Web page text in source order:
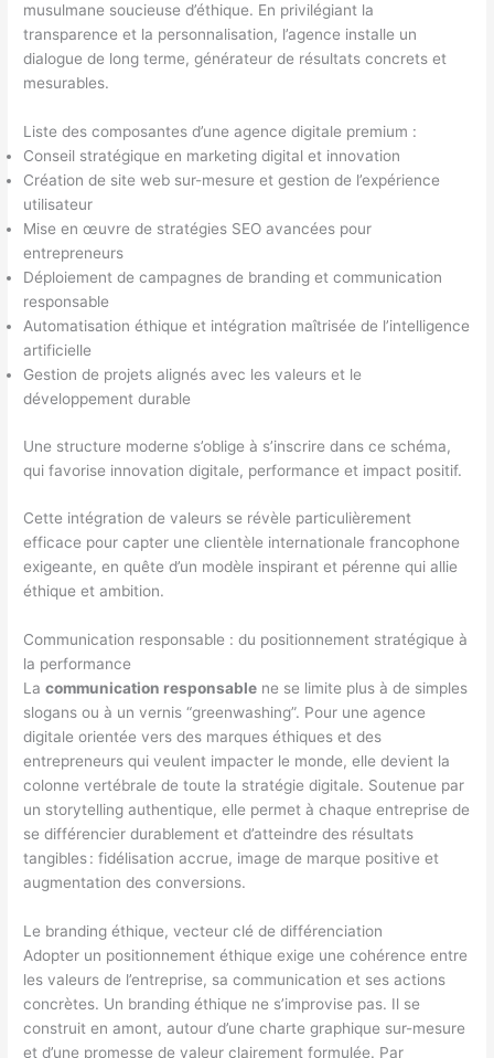
musulmane soucieuse d’éthique. En privilégiant la
transparence et la personnalisation, l’agence installe un
dialogue de long terme, générateur de résultats concrets et
mesurables.
Liste des composantes d’une agence digitale premium :
Conseil stratégique en marketing digital et innovation
Création de site web sur-mesure et gestion de l’expérience
utilisateur
Mise en œuvre de stratégies SEO avancées pour
entrepreneurs
Déploiement de campagnes de branding et communication
responsable
Automatisation éthique et intégration maîtrisée de l’intelligence
artificielle
Gestion de projets alignés avec les valeurs et le
développement durable
Une structure moderne s’oblige à s’inscrire dans ce schéma,
qui favorise innovation digitale, performance et impact positif.
Cette intégration de valeurs se révèle particulièrement
efficace pour capter une clientèle internationale francophone
exigeante, en quête d’un modèle inspirant et pérenne qui allie
éthique et ambition.
Communication responsable : du positionnement stratégique à
la performance
Lacommunication responsable ne se limite plus à de simples
slogans ou à un vernis “greenwashing”. Pour une agence
digitale orientée vers des marques éthiques et des
entrepreneurs qui veulent impacter le monde, elle devient la
colonne vertébrale de toute la stratégie digitale. Soutenue par
un storytelling authentique, elle permet à chaque entreprise de
se différencier durablement et d’atteindre des résultats
tangibles : fidélisation accrue, image de marque positive et
augmentation des conversions.
Le branding éthique, vecteur clé de différenciation
Adopter un positionnement éthique exige une cohérence entre
les valeurs de l’entreprise, sa communication et ses actions
concrètes. Un branding éthique ne s’improvise pas. Il se
construit en amont, autour d’une charte graphique sur-mesure
et d’une promesse de valeur clairement formulée. Par